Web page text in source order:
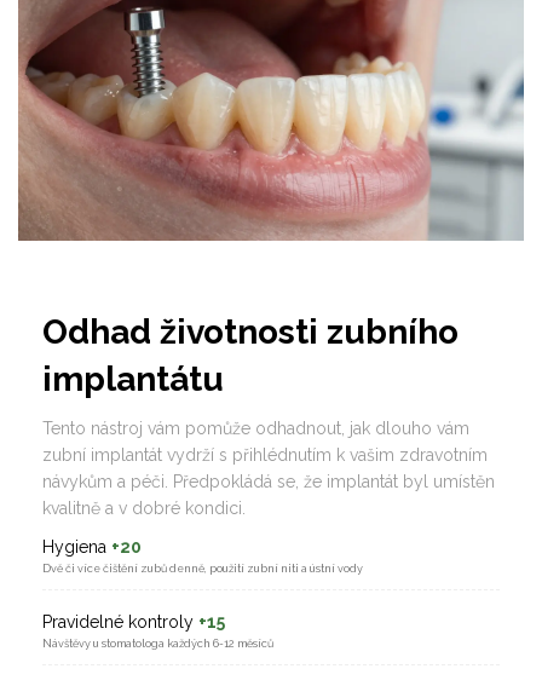
Odhad životnosti zubního
implantátu
Tento nástroj vám pomůže odhadnout, jak dlouho vám
zubní implantát vydrží s přihlédnutím k vašim zdravotním
návykům a péči. Předpokládá se, že implantát byl umístěn
kvalitně a v dobré kondici.
Hygiena +20
Dvě či více čištění zubů denně, použití zubní niti a ústní vody
Pravidelné kontroly +15
Návštěvy u stomatologa každých 6-12 měsíců